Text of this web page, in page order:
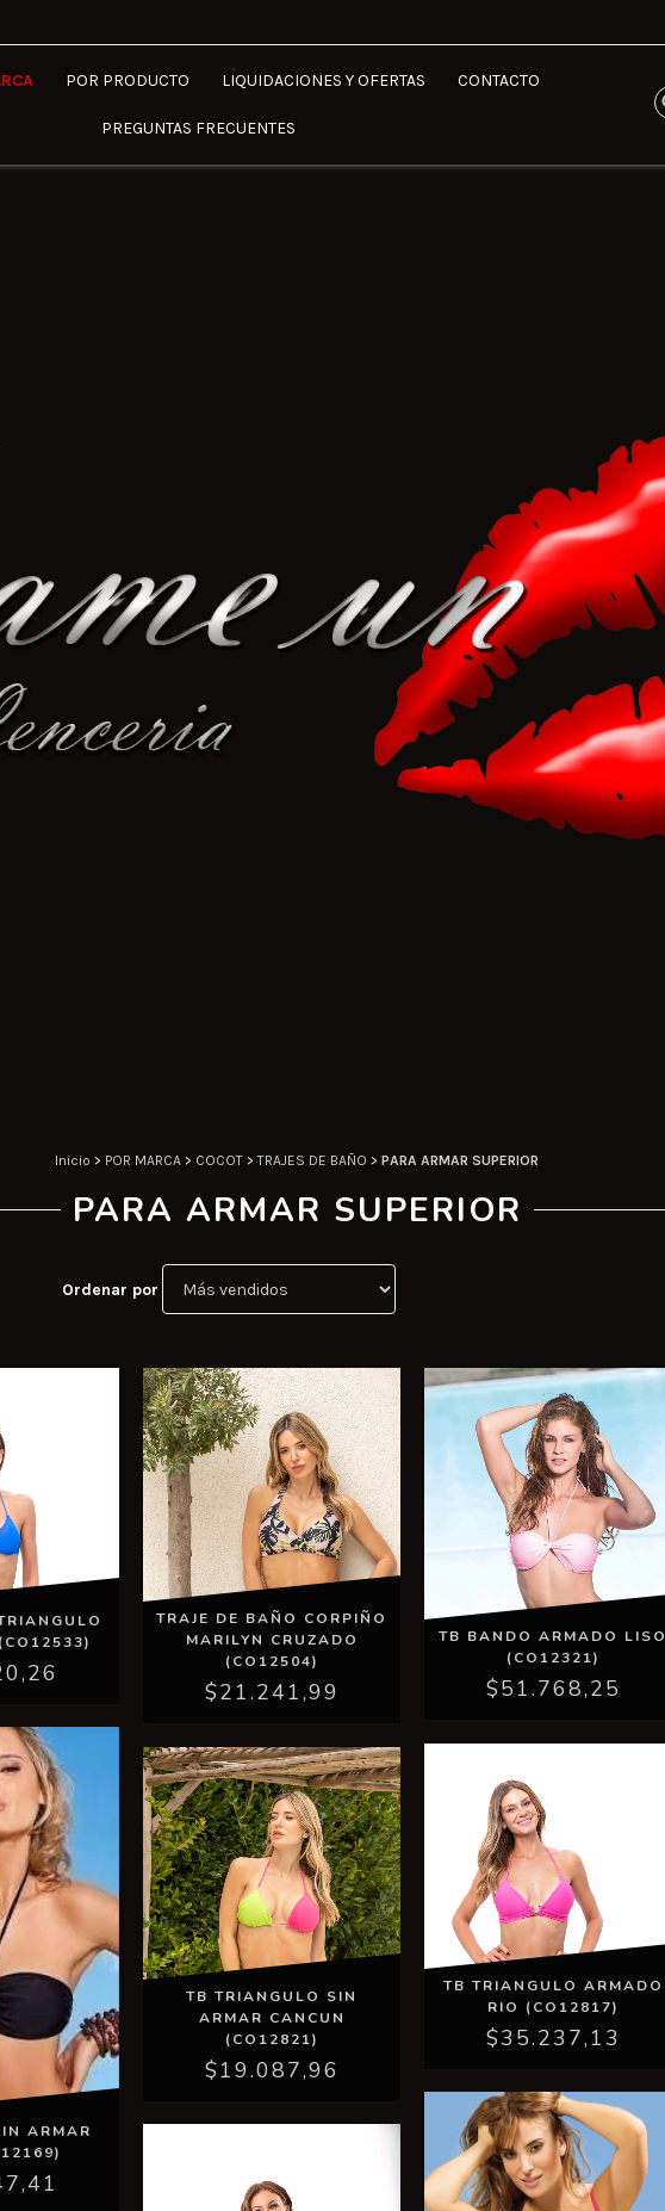
POR PRODUCTO LIQUIDACIONES Y OFERTAS CONTACTO
PREGUNTAS FRECUENTES
Inicio > POR MARCA > COCOT > TRAJES DE BAÑO > PARA ARMAR SUPERIOR
PARA ARMAR SUPERIOR
Ordenar por
TRAJE DE BAÑO CORPIÑO
MARILYN CRUZADO
(CO12504)
$21.241,99
TB BANDO ARMADO LISO
(CO12321)
$51.768,25
ARMAR
TB TRIANGULO SIN
ARMAR CANCUN
(CO12821)
$19.087,96
TB TRIANGULO ARMADO
RIO (CO12817)
$35.237,13